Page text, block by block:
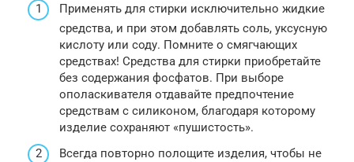
Применять для стирки исключительно жидкие
средства, и при этом добавлять соль, уксусную
кислоту или соду. Помните о смягчающих
средствах! Средства для стирки приобретайте
без содержания фосфатов. При выборе
ополаскивателя отдавайте предпочтение
средствам с силиконом, благодаря которому
изделие сохраняют «пушистость».
Всегда повторно полощите изделия, чтобы не